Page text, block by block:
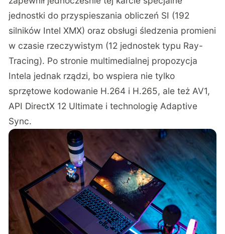
jednostki do przyspieszania obliczeń SI (192
silników Intel XMX) oraz obsługi śledzenia promieni
w czasie rzeczywistym (12 jednostek typu Ray-
Tracing). Po stronie multimedialnej propozycja
Intela jednak rządzi, bo wspiera nie tylko
sprzętowe kodowanie H.264 i H.265, ale też AV1,
API DirectX 12 Ultimate i technologię Adaptive
Sync.